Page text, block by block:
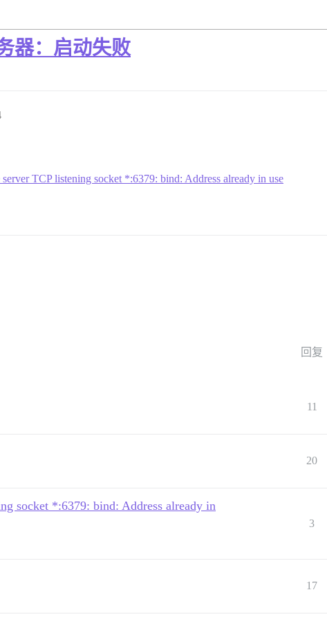
器：启动失败
TCP listening socket *:6379: bind: Address already in use
回复
11
20
socket *:6379: bind: Address already in
3
17